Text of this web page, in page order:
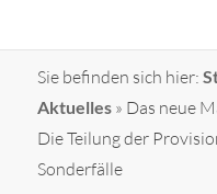
Sie befinden sich hier:
Aktuelles» Das neue
Die Teilung der
Sonderfälle